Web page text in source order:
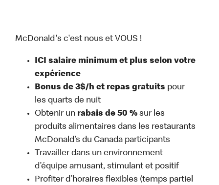
McDonald's c'est nous et VOUS !
ICI salaire minimum et plus selon votre
expérience
Bonus de 3$/h et repas gratuits pour
les quarts de nuit
Obtenir un rabais de 50 %sur les
produits alimentaires dans les restaurants
McDonald’s du Canada participants
Travailler dans un environnement
d’équipe amusant, stimulant et positif
Profiter d’horaires flexibles (temps partiel